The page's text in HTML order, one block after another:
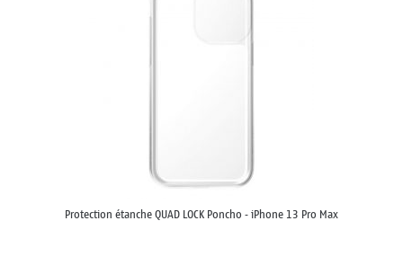
Protection étanche QUAD LOCK Poncho - iPhone 13 Pro Max